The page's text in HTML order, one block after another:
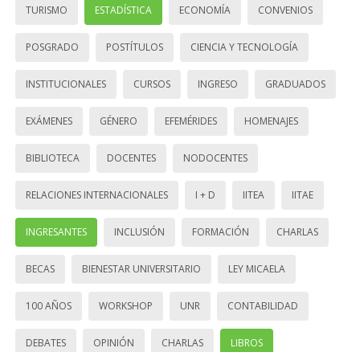
TURISMO ESTADÍSTICA ECONOMÍA CONVENIOS
POSGRADO POSTÍTULOS CIENCIA Y TECNOLOGÍA
INSTITUCIONALES CURSOS INGRESO GRADUADOS
EXÁMENES GÉNERO EFEMÉRIDES HOMENAJES
BIBLIOTECA DOCENTES NODOCENTES
RELACIONES INTERNACIONALES I + D IITEA IITAE
INGRESANTES INCLUSIÓN FORMACIÓN CHARLAS
BECAS BIENESTAR UNIVERSITARIO LEY MICAELA
100 AÑOS WORKSHOP UNR CONTABILIDAD
DEBATES OPINIÓN CHARLAS LIBROS